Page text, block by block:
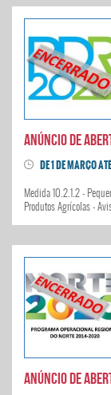
DE 1 DE MARÇO
Medida 10.2.1.2 -
Produtos Agrícolas -